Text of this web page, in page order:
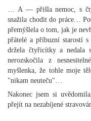
… A — přišla nemoc, s
snažila chodit do práce…
přemýšlela o tom, jak je
přátelé a příbuzní starostí
držela čtyřicítky a
nerozskočila z
myšlenka, že tohle moje
"nikam neuteču"…
Nakonec jsem si
přejít na nezabíjené